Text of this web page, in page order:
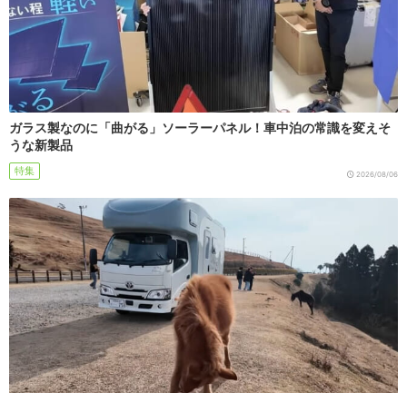
ガラス製なのに「曲がる」ソーラーパネル！車中泊の常識を変えそ
うな新製品
特集 2026/08/06